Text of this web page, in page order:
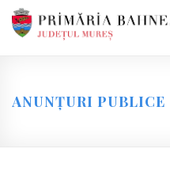
Skip
ANUNȚURI PUBLICE